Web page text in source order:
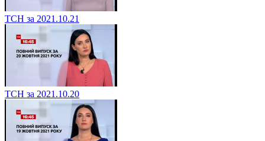
ТСН за 2021.10.21
ТСН за 2021.10.20